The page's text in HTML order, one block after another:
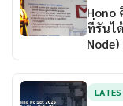
Hono
ที่รันไ